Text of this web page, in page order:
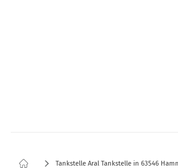
Tankstelle Aral Tankstelle in 63546